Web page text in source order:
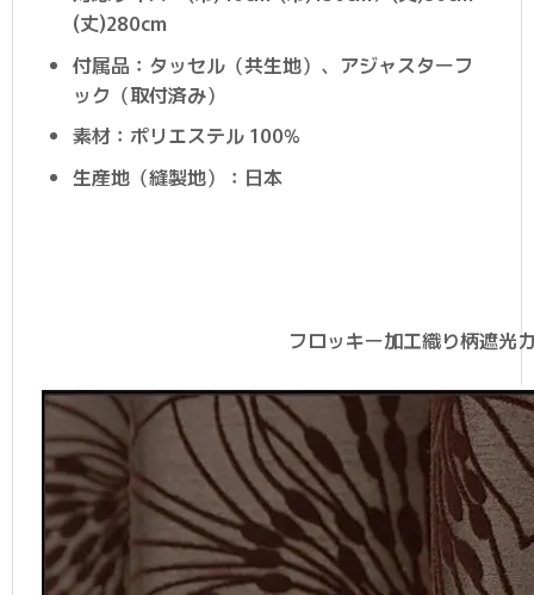
(丈)280cm
付属品：タッセル（共生地）、アジャスターフ
ック（取付済み）
素材：ポリエステル 100%
生産地（縫製地）：日本
フロッキー加工織り柄遮光